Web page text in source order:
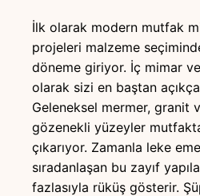
İlk olarak modern mutfak
projeleri malzeme
döneme giriyor. İç mimar
olarak sizi en baştan
Geleneksel mermer, granit
gözenekli yüzeyler
çıkarıyor. Zamanla leke
sıradanlaşan bu zayıf
fazlasıyla rüküş gösterir.